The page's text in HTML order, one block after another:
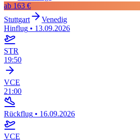
ab 163 €
Stuttgart
Venedig
Hinflug • 13.09.2026
STR
19:50
VCE
21:00
Rückflug • 16.09.2026
VCE